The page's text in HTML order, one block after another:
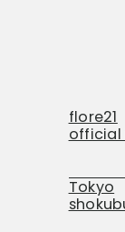
flore21
official
Tokyo